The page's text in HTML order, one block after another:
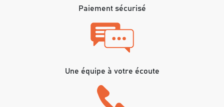
Paiement sécurisé
Une équipe à votre écoute